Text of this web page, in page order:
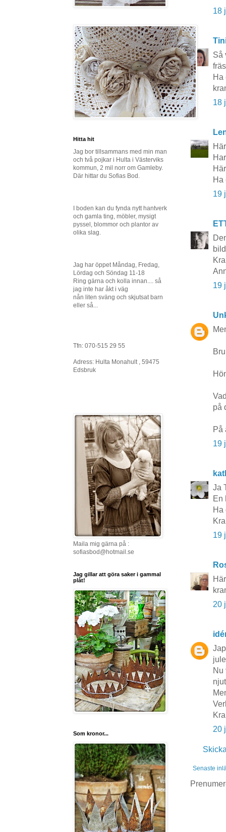
18
Så
Ha
18
Ha
19
19
på
På
19
Ja
En
Ha
19
20
Nu
20
Senaste
Hitta hit
Jag bor tillsammans med min man
och två pojkar i Hulta i Västerviks
kommun, 2 mil norr om Gamleby.
Där hittar du Sofias Bod.
I boden kan du fynda nytt hantverk
och gamla ting, möbler, mysigt
pyssel, blommor och plantor av
olika slag.
Jag har öppet Måndag, Fredag,
Lördag och Söndag 11-18
Ring gärna och kolla innan.... så
jag inte har åkt i väg
nån liten sväng och skjutsat barn
eller så...
Tfn: 070-515 29 55
Adress: Hulta Monahult , 59475
Edsbruk
Maila mig gärna på :
sofiasbod@hotmail.se
Jag gillar att göra saker i gammal
plåt!
Som kronor...